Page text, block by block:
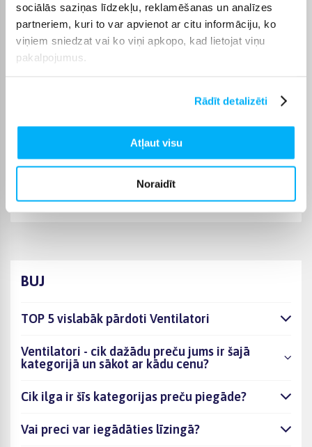
sociālās saziņas līdzekļu, reklamēšanas un analīzes
partneriem, kuri to var apvienot ar citu informāciju, ko
viņiem sniedzat vai ko viņi apkopo, kad lietojat viņu
pakalpojumus.
Rādīt detalizēti
Atļaut visu
Noraidīt
Izvēlēto preci no kategorijas Ventilatori piegādāsim
norādītajā termiņā, lai pirkumu internetā varētu saņemt jums
ērtā veidā.
Pircēju atsauksmes par precēm
ANZELA F.
Теперь у нас дома веет лёгкий бриз
BUJ
TOP 5 vislabāk pārdoti Ventilatori
Ventilatori - cik dažādu preču jums ir šajā
kategorijā un sākot ar kādu cenu?
Cik ilga ir šīs kategorijas preču piegāde?
Vai preci var iegādāties līzingā?